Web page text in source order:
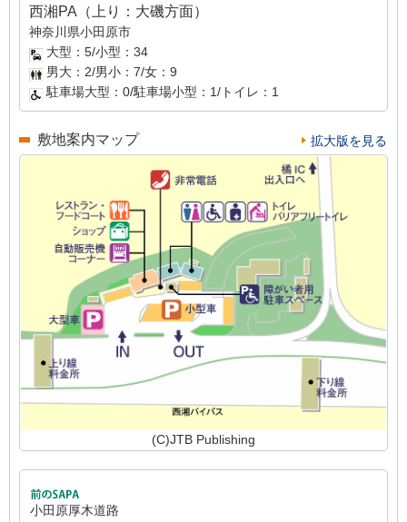
西湘PA（上り：大磯方面）
神奈川県小田原市
大型：5/小型：34
男大：2/男小：7/女：9
駐車場大型：0/駐車場小型：1/トイレ：1
敷地案内マップ 拡大版を見る
(C)JTB Publishing
小田原厚木道路